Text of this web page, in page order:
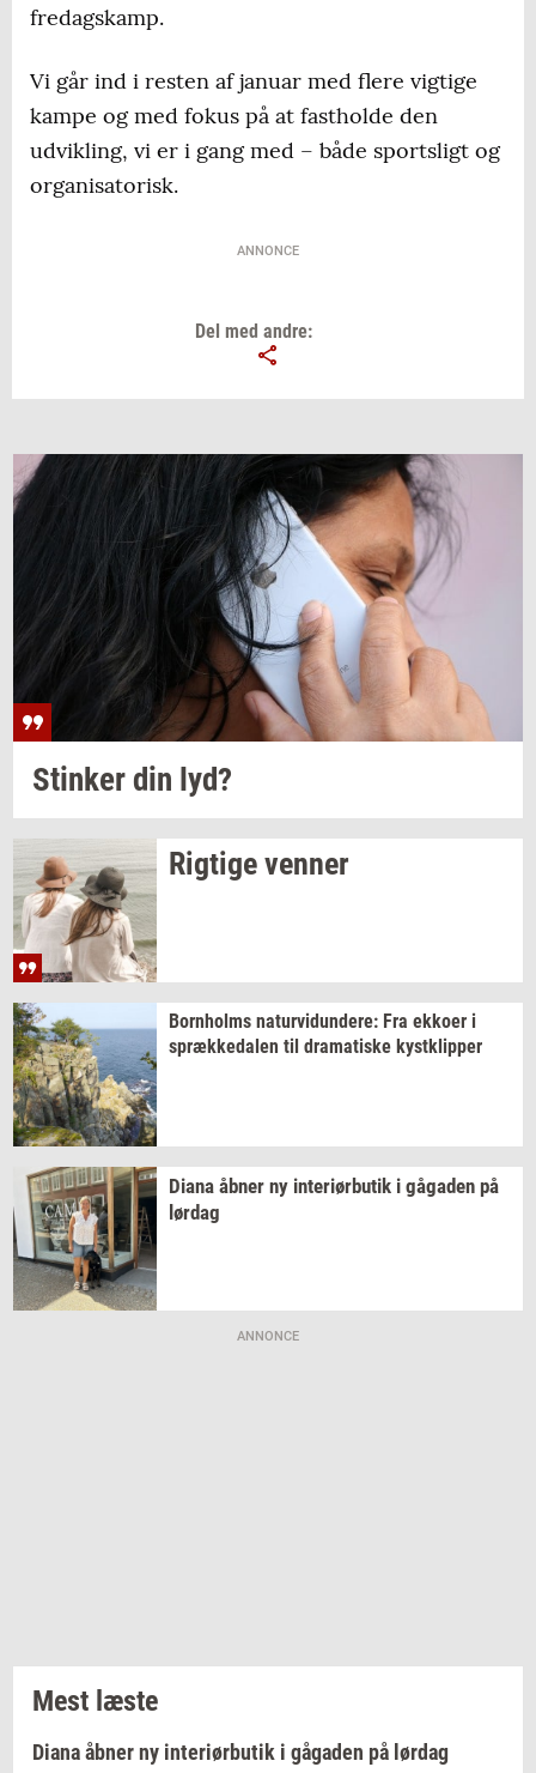
fredagskamp.
Vi går ind i resten af januar med flere vigtige
kampe og med fokus på at fastholde den
udvikling, vi er i gang med – både sportsligt og
organisatorisk.
ANNONCE
Del med andre:
Stin­kerdin lyd?
Rig­ti­ge ven­ner
Born­holms na­tur­vi­dun­de­re: Fra ek­ko­er i
spræk­ke­da­len til dra­ma­ti­ske kyst­klip­per
Diana åbner ny in­te­r­i­ør­bu­tik i gå­ga­den på
lør­dag
ANNONCE
Mest læste
Diana åbner ny interiørbutik i gågaden på lørdag